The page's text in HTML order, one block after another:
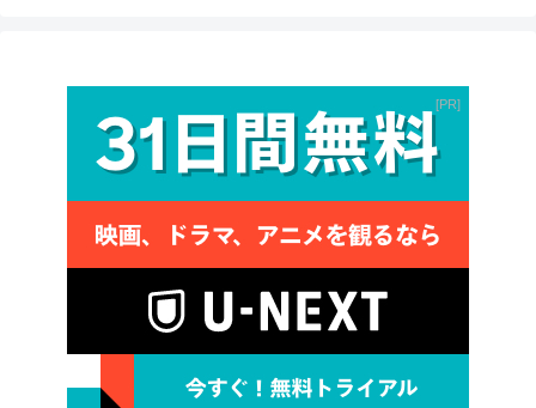
PR